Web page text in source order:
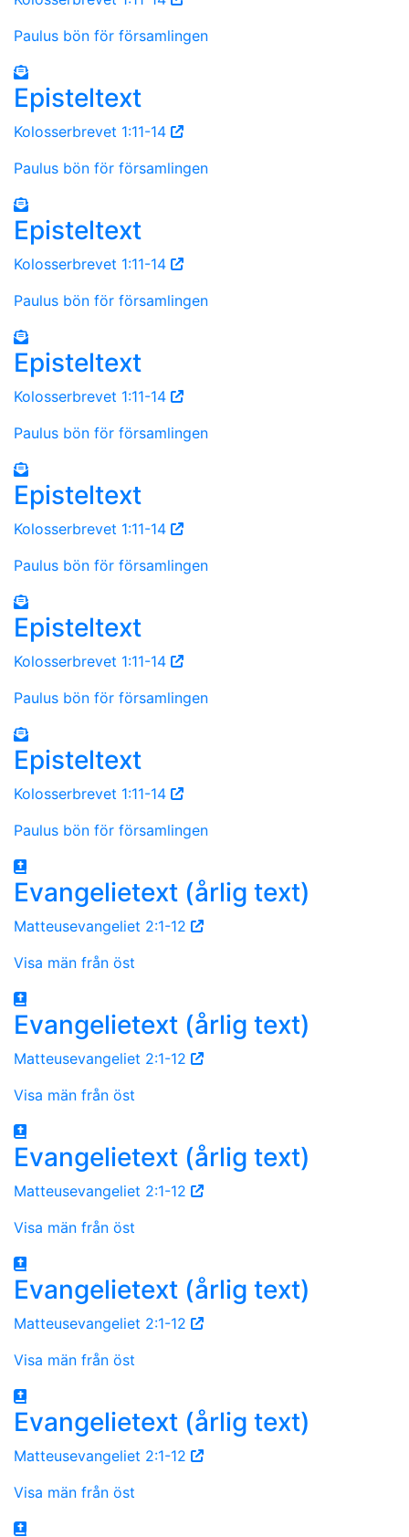
Paulus bön för församlingen
Episteltext
Kolosserbrevet 1:11-14
Paulus bön för församlingen
Episteltext
Kolosserbrevet 1:11-14
Paulus bön för församlingen
Episteltext
Kolosserbrevet 1:11-14
Paulus bön för församlingen
Episteltext
Kolosserbrevet 1:11-14
Paulus bön för församlingen
Episteltext
Kolosserbrevet 1:11-14
Paulus bön för församlingen
Episteltext
Kolosserbrevet 1:11-14
Paulus bön för församlingen
Evangelietext (årlig text)
Matteusevangeliet 2:1-12
Visa män från öst
Evangelietext (årlig text)
Matteusevangeliet 2:1-12
Visa män från öst
Evangelietext (årlig text)
Matteusevangeliet 2:1-12
Visa män från öst
Evangelietext (årlig text)
Matteusevangeliet 2:1-12
Visa män från öst
Evangelietext (årlig text)
Matteusevangeliet 2:1-12
Visa män från öst